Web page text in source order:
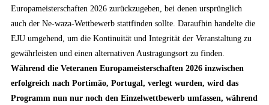
Europameisterschaften 2026 zurückzugeben, bei denen ursprünglich
auch der Ne-waza-Wettbewerb stattfinden sollte. Daraufhin handelte die
EJU umgehend, um die Kontinuität und Integrität der Veranstaltung zu
gewährleisten und einen alternativen Austragungsort zu finden.
Während die Veteranen Europameisterschaften 2026 inzwischen
erfolgreich nach Portimão, Portugal, verlegt wurden, wird das
Programm nun nur noch den Einzelwettbewerb umfassen, während